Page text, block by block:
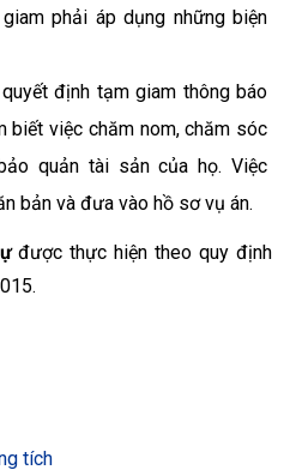
phải áp dụng những biện
định tạm giam thông báo
biết việc chăm nom, chăm sóc
quản tài sản của họ. Việc
bản và đưa vào hồ sơ vụ án.
được thực hiện theo quy định
tích